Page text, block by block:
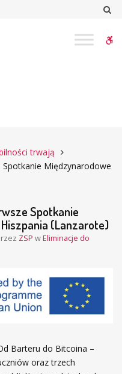
trwają
Spotkanie Międzynarodowe
Spotkanie
(Lanzarote)
ZSP wEliminacje do
Barteru do Bitcoina –
oraz trzech